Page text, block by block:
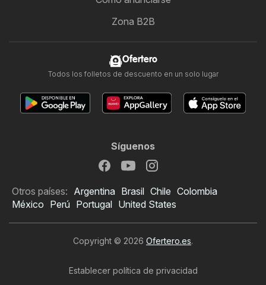
Zona B2B
Ofertero
Todos los folletos de descuento en un solo lugar
Síguenos
Otros países: Argentina Brasil Chile Colombia
México Perú Portugal United States
Copyright © 2026 Ofertero.es.
Establecer política de privacidad